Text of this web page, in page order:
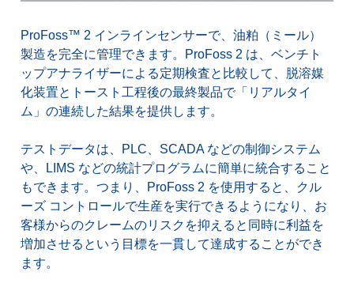
ProFoss™ 2 インラインセンサーで、油粕（ミール）
製造を完全に管理できます。ProFoss 2 は、ベンチト
ップアナライザーによる定期検査と比較して、脱溶媒
化装置とトースト工程後の最終製品で「リアルタイ
ム」の連続した結果を提供します。
テストデータは、PLC、SCADA などの制御システム
や、LIMS などの統計プログラムに簡単に統合すること
もできます。つまり、ProFoss 2 を使用すると、クル
ーズ コントロールで生産を実行できるようになり、お
客様からのクレームのリスクを抑えると同時に利益を
増加させるという目標を一貫して達成することができ
ます。